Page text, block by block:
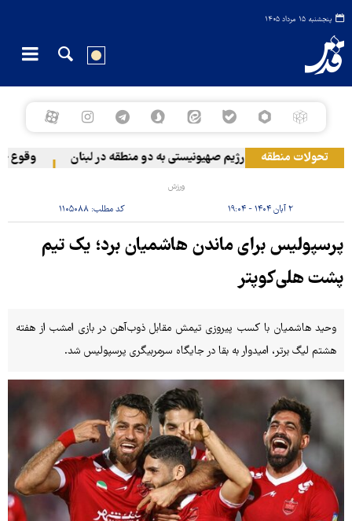
پنجشنبه ۱۵ مرداد ۱۴۰۵
تحولات منطقهحمله رژیم صهیونیستی به دو منطقه در لبنان وقوع
ورزش
۲ آبان ۱۴۰۴ - ۱۹:۰۴ کد مطلب: ۱۱۰۵۰۸۸
پرسپولیس برای ماندن هاشمیان برد؛ یک تیم
پشت هلی‌کوپتر
وحید هاشمیان با کسب پیروزی تیمش مقابل ذوب‌آهن در بازی امشب از هفته
هشتم لیگ برتر، امیدوار به بقا در جایگاه سرمربیگری پرسپولیس شد.